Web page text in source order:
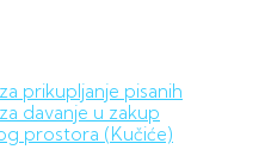
prikupljanje pisanih
davanje u zakup
prostora (Kučiće)